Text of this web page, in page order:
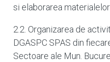
si elaborarea
2.2. Organizarea de
DGASPC SPAS din
Sectoare ale Mun.